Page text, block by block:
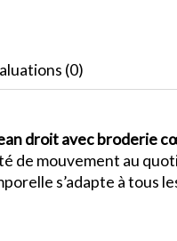
(0)
droit avec broderie
de mouvement au
s’adapte à tous